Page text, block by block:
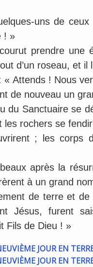
uns de
! »
prendre une
d’un roseau, et il
« Attends ! Nous
de nouveau un
du Sanctuaire se
les rochers se
; les corps
après la
à un grand
de terre et
Jésus, furent
Fils de Dieu ! »